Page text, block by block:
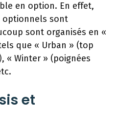
en option. En effet,
optionnels sont
sont organisés en «
que « Urban » (top
« Winter » (poignées
et